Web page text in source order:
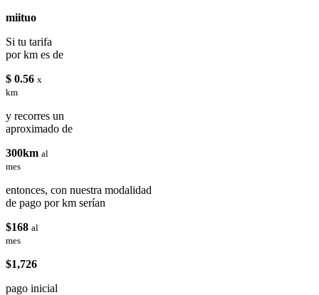
miituo
Si tu tarifa
por km es de
$ 0.56 x
km
y recorres un
aproximado de
300km al
mes
entonces, con nuestra modalidad
de pago por km serían
$168 al
mes
$1,726
pago inicial